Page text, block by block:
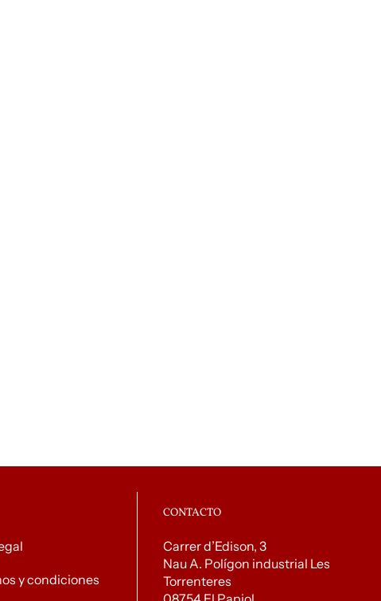
y condiciones
CONTACTO
Carrer d’Edison, 3
Nau A. Polígon industrial Les
Torrenteres